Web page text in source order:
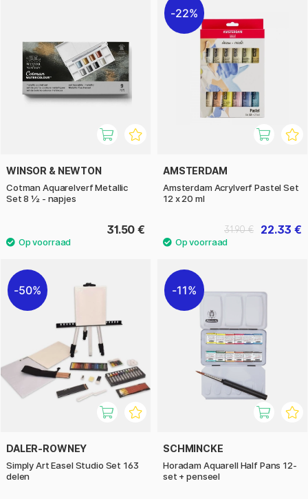
WINSOR & NEWTON
Cotman Aquarelverf Metallic
Set 8 ½ - napjes
31.50 €
22%
AMSTERDAM
Amsterdam Acrylverf Pastel Set
12 x 20 ml
22.33 €
31.90 €
50%
DALER-ROWNEY
Simply Art Easel Studio Set 163
delen
11%
SCHMINCKE
Horadam Aquarell Half Pans 12-
set + penseel